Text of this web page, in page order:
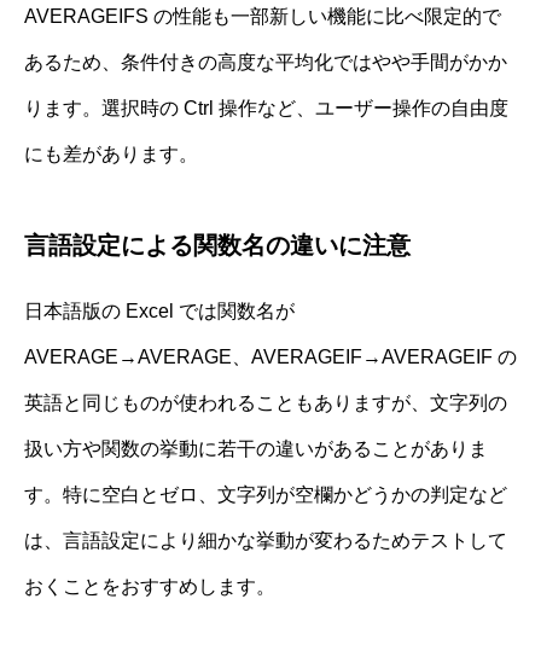
AVERAGEIFS の性能も一部新しい機能に比べ限定的で
あるため、条件付きの高度な平均化ではやや手間がかか
ります。選択時の Ctrl 操作など、ユーザー操作の自由度
にも差があります。
言語設定による関数名の違いに注意
日本語版の Excel では関数名が
AVERAGE→AVERAGE、AVERAGEIF→AVERAGEIF の
英語と同じものが使われることもありますが、文字列の
扱い方や関数の挙動に若干の違いがあることがありま
す。特に空白とゼロ、文字列が空欄かどうかの判定など
は、言語設定により細かな挙動が変わるためテストして
おくことをおすすめします。